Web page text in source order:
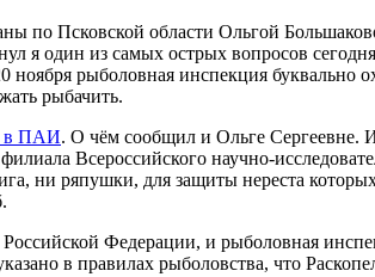
по Псковской области Ольгой
я один из самых острых вопросов
ноября рыболовная инспекция
рыбачить.
в ПАИ. О чём сообщил и Ольге Сергеевне.
Всероссийского научно-
ряпушки, для защиты нереста которых
Федерации, и рыболовная
в правилах рыболовства, что